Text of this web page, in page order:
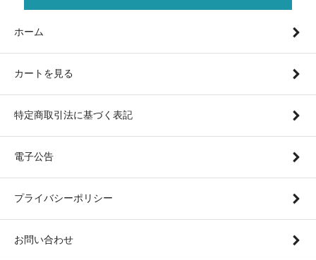
ホーム
カートを見る
特定商取引法に基づく表記
電子公告
プライバシーポリシー
お問い合わせ